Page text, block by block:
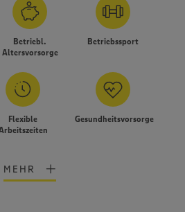
Betriebl.
Altersvorsorge
Betriebssport
Flexible
Gesundheitsvorsorge
MEHR